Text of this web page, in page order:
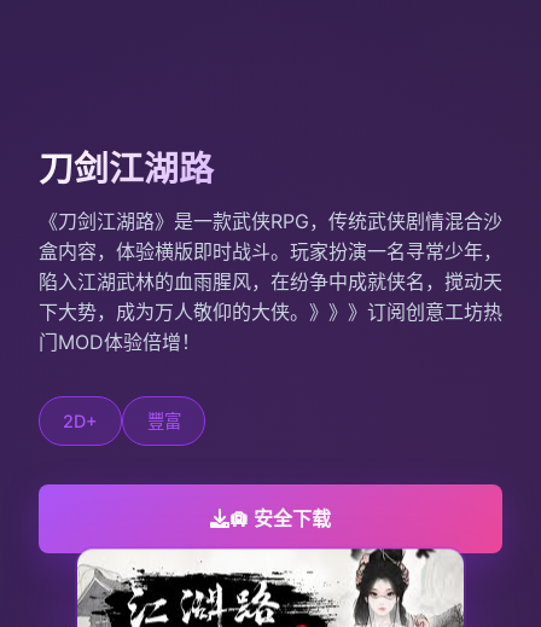
刀剑江湖路
《刀剑江湖路》是一款武侠RPG，传统武侠剧情混合沙
盒内容，体验横版即时战斗。玩家扮演一名寻常少年，
陷入江湖武林的血雨腥风，在纷争中成就侠名，搅动天
下大势，成为万人敬仰的大侠。》》》订阅创意工坊热
门MOD体验倍增！
2D+ 豐富
🛄 安全下载